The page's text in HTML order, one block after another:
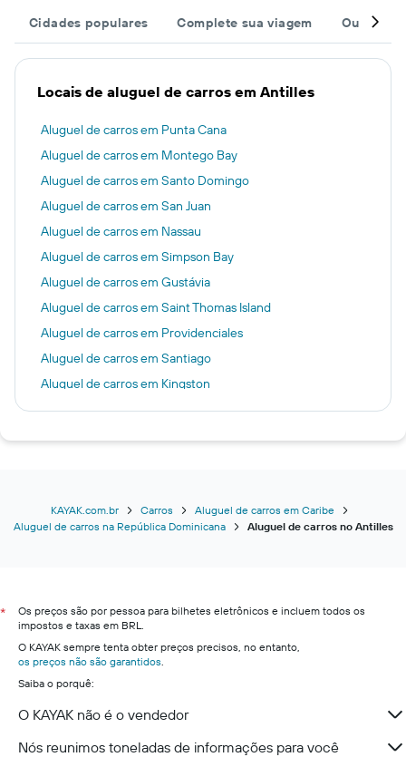
Cidades populares Complete sua viagem Outros
Locais de aluguel de carros em Antilles
Aluguel de carros em Punta Cana
Aluguel de carros em Montego Bay
Aluguel de carros em Santo Domingo
Aluguel de carros em San Juan
Aluguel de carros em Nassau
Aluguel de carros em Simpson Bay
Aluguel de carros em Gustávia
Aluguel de carros em Saint Thomas Island
Aluguel de carros em Providenciales
Aluguel de carros em Santiago
Aluguel de carros em Kingston
Aluguel de carros em Bridgetown
Aluguel de carros em Fort de France
Aluguel de carros em Pointe-à-Pitre
Aluguel de carros em Le Gosier
Aluguel de carros em Porto Príncipe
Aluguel de carros em Ponce
Aluguel de carros em Castries
Aluguel de carros em Puerto Plata
KAYAK.com.br Carros
Aluguel de carros em Caribe
Aluguel de carros na República Dominicana
Aluguel de carros no Antilles
*
Os preços são por pessoa para bilhetes eletrônicos e incluem todos os
impostos e taxas em BRL.
O KAYAK sempre tenta obter preços precisos, no entanto,
os preços não são garantidos
Saiba o porquê:
O KAYAK não é o vendedor
Nós reunimos toneladas de informações para você